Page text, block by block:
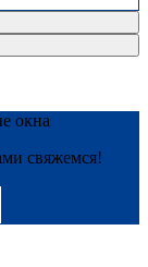
окна
свяжемся!